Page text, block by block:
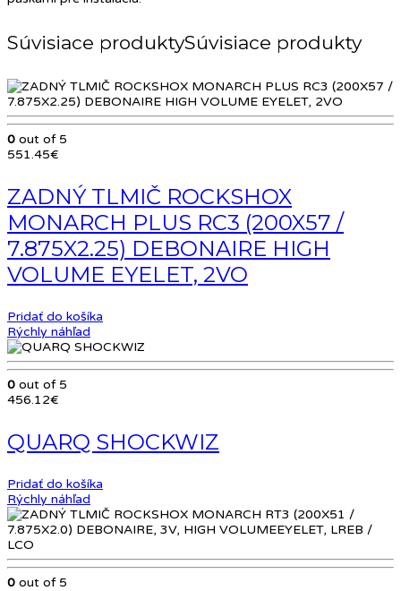
Súvisiace produkty
0 out of 5
551.45€
ZADNÝ TLMIČ ROCKSHOX
MONARCH PLUS RC3 (200X57 /
7.875X2.25) DEBONAIRE HIGH
VOLUME EYELET, 2VO
Pridať do košíka
Rýchly náhľad
0 out of 5
456.12€
QUARQ SHOCKWIZ
Pridať do košíka
Rýchly náhľad
0 out of 5